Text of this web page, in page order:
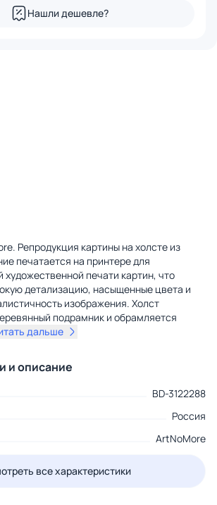
Нашли дешевле?
Репродукция картины на холсте из
печатается на принтере для
печати картин, что
детализацию, насыщенные цвета и
изображения. Холст
подрамник и обрамляется
дальше
и описание
BD-3122288
Россия
ArtNoMore
все характеристики